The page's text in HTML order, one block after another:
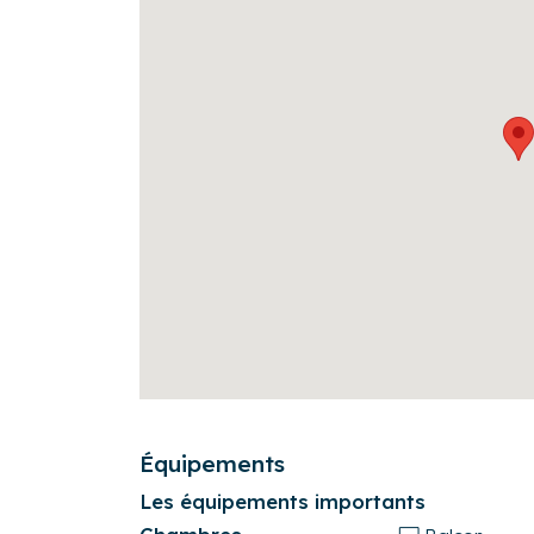
Équipements
Les équipements importants